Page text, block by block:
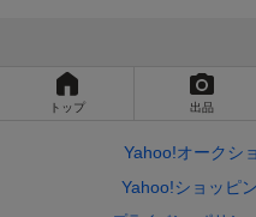
トップ 出品
Yahoo!オークシ
Yahoo!ショッピ